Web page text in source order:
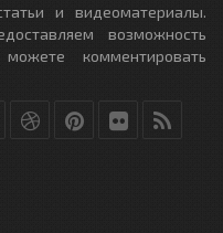
и видеоматериалы.
возможность
комментировать